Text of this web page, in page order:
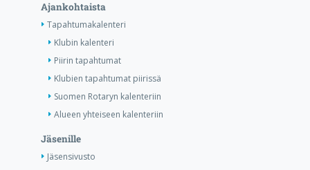
Ajankohtaista
Tapahtumakalenteri
Klubin kalenteri
Piirin tapahtumat
Klubien tapahtumat piirissä
Suomen Rotaryn kalenteriin
Alueen yhteiseen kalenteriin
Jäsenille
Jäsensivusto